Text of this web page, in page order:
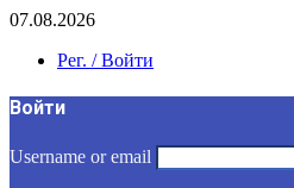
07.08.2026
Рег. / Войти
Войти
Username or email